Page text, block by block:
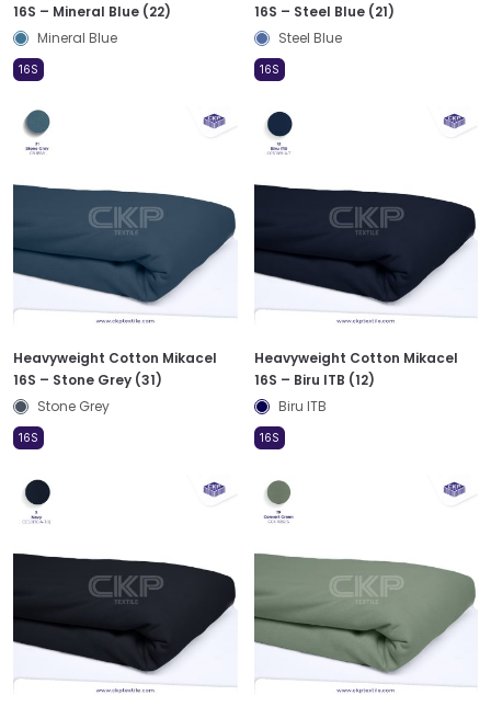
16S – Mineral Blue (22)
Mineral Blue
16S
16S – Steel Blue (21)
Steel Blue
16S
Heavyweight Cotton Mikacel
16S – Stone Grey (31)
Stone Grey
16S
Heavyweight Cotton Mikacel
16S – Biru ITB (12)
Biru ITB
16S